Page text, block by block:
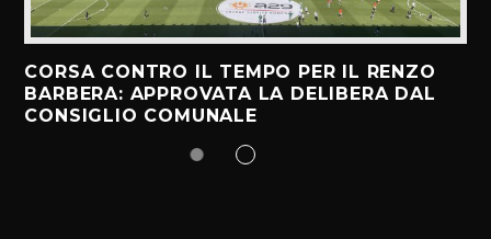
CORSA CONTRO IL TEMPO PER IL RENZO
BARBERA: APPROVATA LA DELIBERA DAL
CONSIGLIO COMUNALE